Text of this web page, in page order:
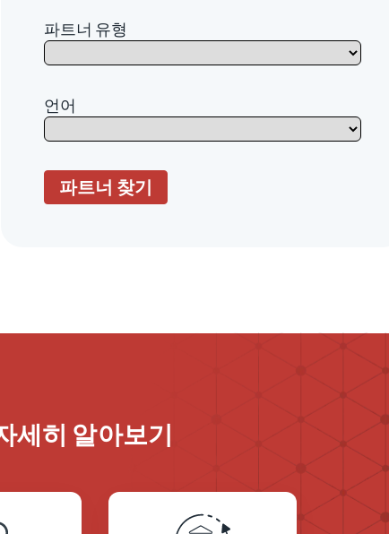
파트너 유형
언어
파트너 찾기
세히 알아보기